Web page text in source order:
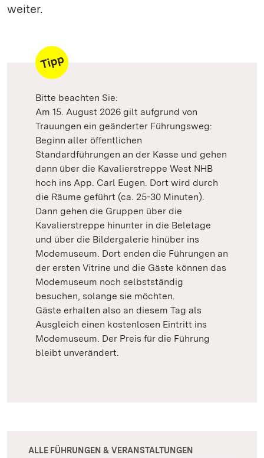
weiter.
Bitte beachten Sie:
Am 15. August 2026 gilt aufgrund von
Trauungen ein geänderter Führungsweg:
Beginn aller öffentlichen
Standardführungen an der Kasse und gehen
dann über die Kavalierstreppe West NHB
hoch ins App. Carl Eugen. Dort wird durch
die Räume geführt (ca. 25-30 Minuten).
Dann gehen die Gruppen über die
Kavalierstreppe hinunter in die Beletage
und über die Bildergalerie hinüber ins
Modemuseum. Dort enden die Führungen an
der ersten Vitrine und die Gäste können das
Modemuseum noch selbstständig
besuchen, solange sie möchten.
Gäste erhalten also an diesem Tag als
Ausgleich einen kostenlosen Eintritt ins
Modemuseum. Der Preis für die Führung
bleibt unverändert.
ALLE FÜHRUNGEN & VERANSTALTUNGEN